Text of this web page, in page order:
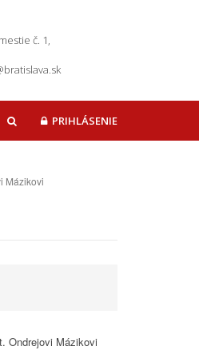
č. 1,
HĽADAŤPRIHLÁSENIE
Mázikovi
Ondrejovi Mázikovi